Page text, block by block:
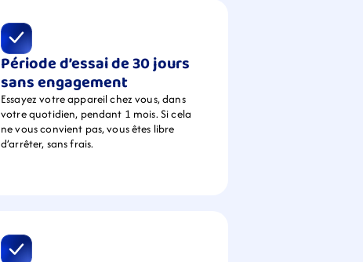
Période d’essai de 30 jours
sans engagement
Essayez votre appareil chez vous, dans
votre quotidien, pendant 1 mois. Si cela
ne vous convient pas, vous êtes libre
d’arrêter, sans frais.